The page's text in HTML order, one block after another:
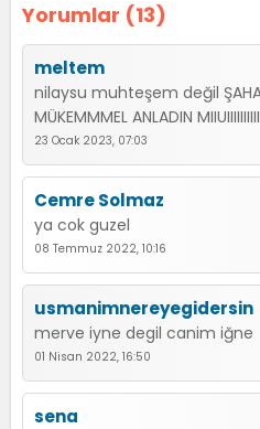
Yorumlar (13)
meltem
nilaysu muhteşem değil
MÜKEMMMEL ANLADIN
23 Ocak 2023, 07:03
Cemre Solmaz
ya cok guzel
08 Temmuz 2022, 10:16
usmanimnereyegidersin
merve iyne degil canim iğne
01 Nisan 2022, 16:50
sena